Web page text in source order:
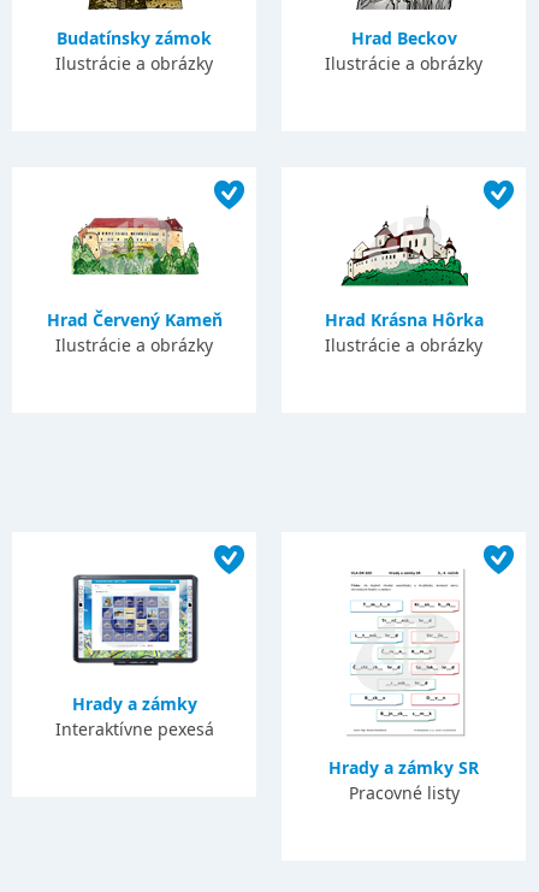
Budatínsky zámok
Ilustrácie a obrázky
Hrad Beckov
Ilustrácie a obrázky
Hrad Červený Kameň
Ilustrácie a obrázky
Hrad Krásna Hôrka
Ilustrácie a obrázky
Hrady a zámky
Interaktívne pexesá
Hrady a zámky SR
Pracovné listy